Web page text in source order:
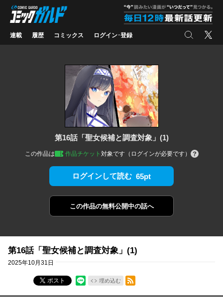
コミックガルド
連載 履歴 コミックス ログイン･登録 検索 X
第16話「聖女候補と調査対象」(1)
この作品は 作品チケット 対象です（ログインが必要です）
ログインして読む 65pt
この作品の無料公開中の話へ
第16話「聖女候補と調査対象」(1)
2025年10月31日
ポスト 埋め込む
RSSフィード